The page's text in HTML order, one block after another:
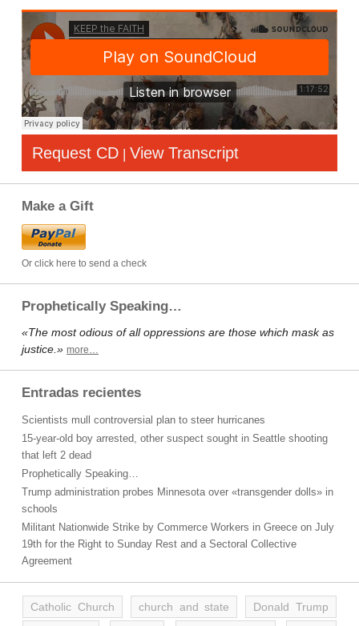
Request CD | View Transcript
Make a Gift
Or click here to send a check
Prophetically Speaking…
«The most odious of all oppressions are those which mask as
justice.» more…
Entradas recientes
Scientists mull controversial plan to steer hurricanes
15-year-old boy arrested, other suspect sought in Seattle shooting
that left 2 dead
Prophetically Speaking…
Trump administration probes Minnesota over «transgender dolls» in
schools
Militant Nationwide Strike by Commerce Workers in Greece on July
19th for the Right to Sunday Rest and a Sectoral Collective
Agreement
Catholic Church church and state
Donald Trump